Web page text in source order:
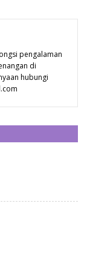
pengalaman
di
hubungi